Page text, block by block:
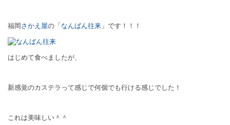
福岡 さかえ屋の「 なんばん往来 」です！！！
はじめて食べましたが、
新感覚のカステラって感じで何個でも行ける感じでした！
これは美味しい＾＾